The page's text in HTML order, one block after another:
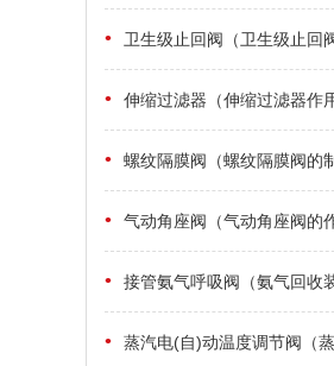
• 卫生级止回阀（卫生级止回阀工作原理及
• 伸缩过滤器（伸缩过滤器作用及工作原
• 螺纹隔膜阀（螺纹隔膜阀的制造标
• 气动角座阀（气动角座阀的
• 接管氨气呼吸阀（氨气回收装置用HX3带吸入接管氨气呼吸阀适
• 蒸汽电(自)动温度调节阀（蒸汽电(自)动温度调节阀结构与